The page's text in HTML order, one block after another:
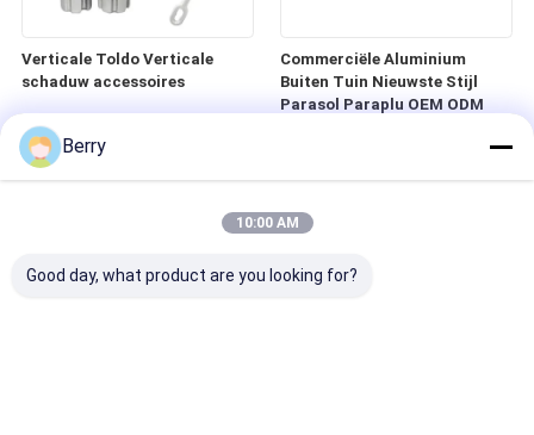
Verticale Toldo Verticale
schaduw accessoires
Commerciële Aluminium
Buiten Tuin Nieuwste Stijl
Parasol Paraplu OEM ODM
Berry
10:00 AM
Good day, what product are you looking for?